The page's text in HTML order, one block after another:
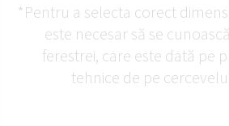
*Pentru a selecta corect
este necesar să se
ferestrei, care este dată pe
tehnice de pe